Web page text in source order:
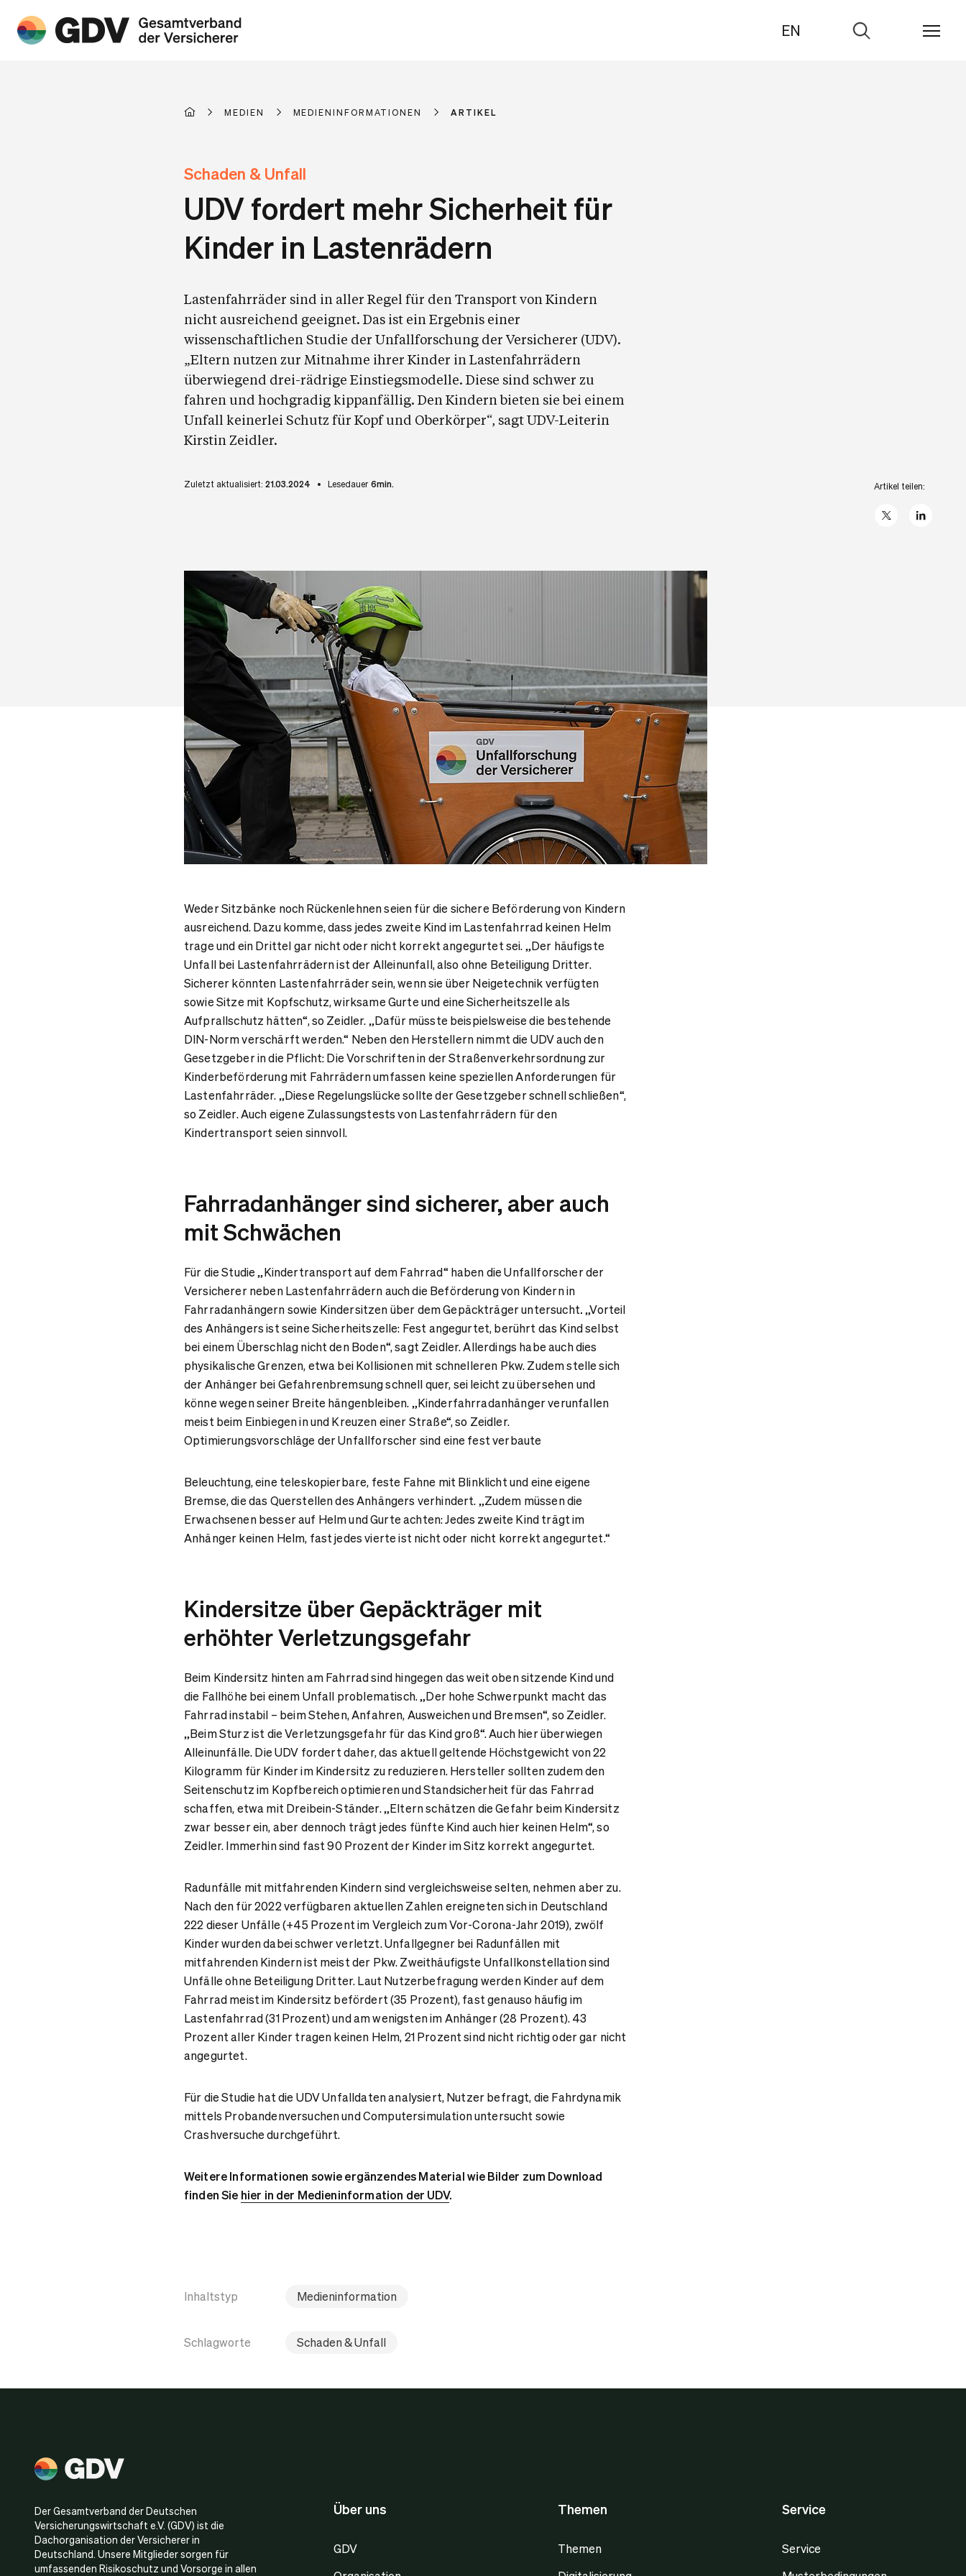
EN
Zur
MEDIEN MEDIENINFORMATIONEN ARTIKEL
Schaden & Unfall
UDV fordert mehr Sicherheit für
Kinder in Lastenrädern
Lastenfahrräder sind in aller Regel für den Transport von Kindern
nicht ausreichend geeignet. Das ist ein Ergebnis einer
wissenschaftlichen Studie der Unfallforschung der Versicherer (UDV).
„Eltern nutzen zur Mitnahme ihrer Kinder in Lastenfahrrädern
überwiegend drei-rädrige Einstiegsmodelle. Diese sind schwer zu
fahren und hochgradig kippanfällig. Den Kindern bieten sie bei einem
Unfall keinerlei Schutz für Kopf und Oberkörper“, sagt UDV-Leiterin
Kirstin Zeidler.
Zuletzt aktualisiert: 21.03.2024 Lesedauer 6min. Artikel teilen:
X linkedIn
Weder Sitzbänke noch Rückenlehnen seien für die sichere Beförderung von Kindern
ausreichend. Dazu komme, dass jedes zweite Kind im Lastenfahrrad keinen Helm
trage und ein Drittel gar nicht oder nicht korrekt angegurtet sei. „Der häufigste
Unfall bei Lastenfahrrädern ist der Alleinunfall, also ohne Beteiligung Dritter.
Sicherer könnten Lastenfahrräder sein, wenn sie über Neigetechnik verfügten
sowie Sitze mit Kopfschutz, wirksame Gurte und eine Sicherheitszelle als
Aufprallschutz hätten“, so Zeidler. „Dafür müsste beispielsweise die bestehende
DIN-Norm verschärft werden.“ Neben den Herstellern nimmt die UDV auch den
Gesetzgeber in die Pflicht: Die Vorschriften in der Straßenverkehrsordnung zur
Kinderbeförderung mit Fahrrädern umfassen keine speziellen Anforderungen für
Lastenfahrräder. „Diese Regelungslücke sollte der Gesetzgeber schnell schließen“,
so Zeidler. Auch eigene Zulassungstests von Lastenfahrrädern für den
Kindertransport seien sinnvoll.
Fahrradanhänger sind sicherer, aber auch
mit Schwächen
Für die Studie „Kindertransport auf dem Fahrrad“ haben die Unfallforscher der
Versicherer neben Lastenfahrrädern auch die Beförderung von Kindern in
Fahrradanhängern sowie Kindersitzen über dem Gepäckträger untersucht.„Vorteil
des Anhängers ist seine Sicherheitszelle: Fest angegurtet, berührt das Kind selbst
bei einem Überschlag nicht den Boden“, sagt Zeidler. Allerdings habe auch dies
physikalische Grenzen, etwa bei Kollisionen mit schnelleren Pkw. Zudem stelle sich
der Anhänger bei Gefahrenbremsung schnell quer, sei leicht zu übersehen und
könne wegen seiner Breite hängenbleiben. „Kinderfahrradanhänger verunfallen
meist beim Einbiegen in und Kreuzen einer Straße“, so Zeidler.
Optimierungsvorschläge der Unfallforscher sind eine fest verbaute
Beleuchtung, eine teleskopierbare, feste Fahne mit Blinklicht und eine eigene
Bremse, die das Querstellen des Anhängers verhindert. „Zudem müssen die
Erwachsenen besser auf Helm und Gurte achten: Jedes zweite Kind trägt im
Anhänger keinen Helm, fast jedes vierte ist nicht oder nicht korrekt angegurtet.“
Kindersitze über Gepäckträger mit
erhöhter Verletzungsgefahr
Beim Kindersitz hinten am Fahrrad sind hingegen das weit oben sitzende Kind und
die Fallhöhe bei einem Unfall problematisch. „Der hohe Schwerpunkt macht das
Fahrrad instabil – beim Stehen, Anfahren, Ausweichen und Bremsen“, so Zeidler.
„Beim Sturz ist die Verletzungsgefahr für das Kind groß“. Auch hier überwiegen
Alleinunfälle. Die UDV fordert daher, das aktuell geltende Höchstgewicht von 22
Kilogramm für Kinder im Kindersitz zu reduzieren. Hersteller sollten zudem den
Seitenschutz im Kopfbereich optimieren und Standsicherheit für das Fahrrad
schaffen, etwa mit Dreibein-Ständer. „Eltern schätzen die Gefahr beim Kindersitz
zwar besser ein, aber dennoch trägt jedes fünfte Kind auch hier keinen Helm“, so
Zeidler. Immerhin sind fast 90 Prozent der Kinder im Sitz korrekt angegurtet.
Radunfälle mit mitfahrenden Kindern sind vergleichsweise selten, nehmen aber zu.
Nach den für 2022 verfügbaren aktuellen Zahlen ereigneten sich in Deutschland
222 dieser Unfälle (+45 Prozent im Vergleich zum Vor-Corona-Jahr 2019), zwölf
Kinder wurden dabei schwer verletzt. Unfallgegner bei Radunfällen mit
mitfahrenden Kindern ist meist der Pkw. Zweithäufigste Unfallkonstellation sind
Unfälle ohne Beteiligung Dritter. Laut Nutzerbefragung werden Kinder auf dem
Fahrrad meist im Kindersitz befördert (35 Prozent), fast genauso häufig im
Lastenfahrrad (31 Prozent) und am wenigsten im Anhänger (28 Prozent). 43
Prozent aller Kinder tragen keinen Helm, 21 Prozent sind nicht richtig oder gar nicht
angegurtet.
Für die Studie hat die UDV Unfalldaten analysiert, Nutzer befragt, die Fahrdynamik
mittels Probandenversuchen und Computersimulation untersucht sowie
Crashversuche durchgeführt.
Weitere Informationen sowie ergänzendes Material wie Bilder zum Download
finden Sie hier in der Medieninformation der UDV.
Inhaltstyp Medieninformation
Schlagworte Schaden & Unfall
Der Gesamtverband der Deutschen
Versicherungswirtschaft e.V. (GDV) ist die
Dachorganisation der Versicherer in
Deutschland. Unsere Mitglieder sorgen für
umfassenden Risikoschutz und Vorsorge in allen
Über uns
GDV
Themen
Themen
Service
Service